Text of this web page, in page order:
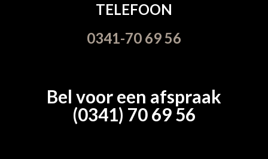
TELEFOON
0341-70 69 56
Bel voor een afspraak
(0341) 70 69 56